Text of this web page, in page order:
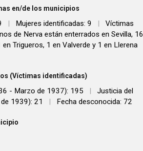
en/de los municipios
| Mujeres identificadas: 9 |
Víctimas
de Nerva están enterrados en Sevilla, 16
Trigueros, 1 en Valverde y 1 en Llerena
(Víctimas identificadas)
- Marzo de 1937): 195
Justicia del
1939): 21
Fecha desconocida: 72